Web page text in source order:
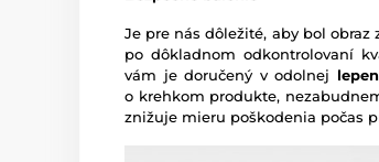
Je pre nás dôležité, aby bol
po dôkladnom odkontrolovaní
vám je doručený v odolnej
o krehkom produkte,
znižuje mieru poškodenia počas